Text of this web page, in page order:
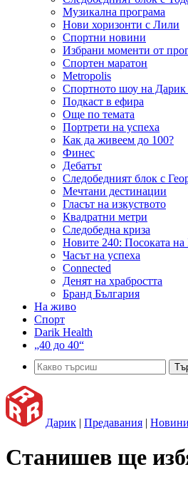
Музикална програма
Нови хоризонти с Лили
Спортни новини
Избрани моменти от
Спортен маратон
Metropolis
Спортното шоу на Дарик
Подкаст в ефира
Още по темата
Портрети на успеха
Как да живеем до 100?
Финес
Дебатът
Следобедният блок с
Мечтани дестинации
Гласът на изкуството
Квадратни метри
Следобедна криза
Новите 240: Посоката на
Часът на успеха
Connected
Денят на храбростта
Бранд България
На живо
Спорт
Darik Health
„40 до 40“
Дарик | Предавания |
Станишев ще